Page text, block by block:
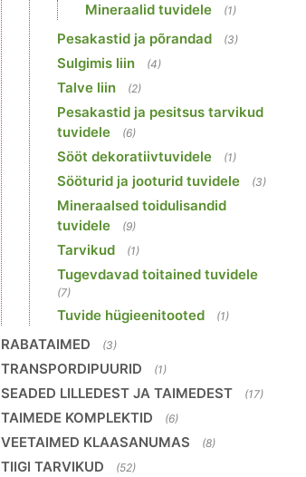
Mineraalid tuvidele (1)
Pesakastid ja põrandad (3)
Sulgimis liin (4)
Talve liin (2)
Pesakastid ja pesitsus tarvikud
tuvidele
(6)
Sööt dekoratiivtuvidele (1)
Sööturid ja jooturid tuvidele (3)
Mineraalsed toidulisandid
tuvidele
(9)
Tarvikud (1)
Tugevdavad toitained tuvidele
(7)
Tuvide hügieenitooted (1)
RABATAIMED (3)
TRANSPORDIPUURID (1)
SEADED LILLEDEST JA TAIMEDEST (17)
TAIMEDE KOMPLEKTID (6)
VEETAIMED KLAASANUMAS (8)
TIIGI TARVIKUD (52)